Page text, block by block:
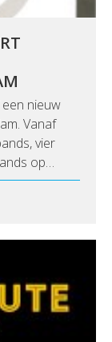
nieuw
Vanaf
vier
op…